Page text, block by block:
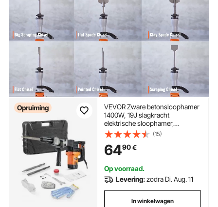
Opruiming
VEVOR Zware betonsloophamer
1400W, 19J slagkracht
elektrische sloophamer,
boorhamer, betonhamer,
beitelhamer 2900 BPM, inclusief
puntbeitel, platte beitel, voor
leisteen, beton, enz.
(15)
6490€
Op voorraad.
Levering:zodra Di. Aug. 11
In winkelwagen